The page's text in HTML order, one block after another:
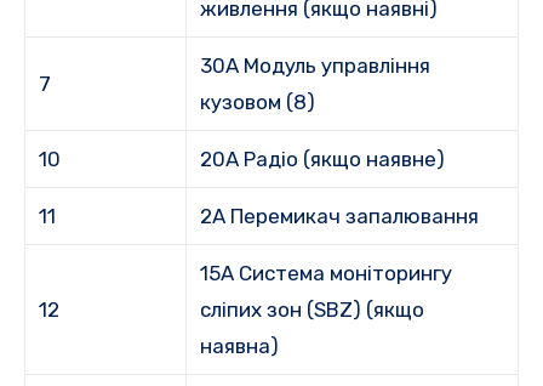
живлення (якщо наявні)
7
30A Модуль управління
кузовом (8)
10 20A Радіо (якщо наявне)
11 2A Перемикач запалювання
12
15A Система моніторингу
сліпих зон (SBZ) (якщо
наявна)